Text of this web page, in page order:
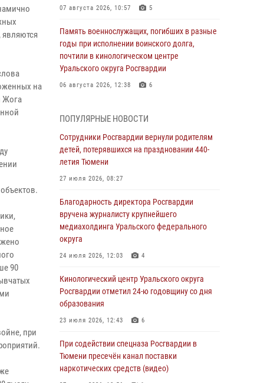
на
Жога
90
при
07 августа 2026, 10:57 5
Память военнослужащих, погибших в разные
годы при исполнении воинского долга,
почтили в кинологическом центре
Уральского округа Росгвардии
06 августа 2026, 12:38 6
знакомят детей со своей службой и
напоминают о мерах безопасности
06 августа 2026, 12:33 2
области» в рамках акции «Храним огонь
06 августа 2026, 04:41 3
Росгвардейцы в Тюменской области почтили
Яковлева
05 августа 2026, 11:03 4
В Тюмени офицер Росгвардии в радиоэфире
владения оружием
05 августа 2026, 09:56 2
ПОПУЛЯРНЫЕ НОВОСТИ
Сотрудники Росгвардии вернули родителям
детей, потерявшихся на праздновании 440-
летия Тюмени
27 июля 2026, 08:27
Благодарность директора Росгвардии
вручена журналисту крупнейшего
медиахолдинга Уральского федерального
округа
24 июля 2026, 12:03 4
Кинологический центр Уральского округа
Росгвардии отметил 24-ю годовщину со дня
образования
23 июля 2026, 12:43 6
При содействии спецназа Росгвардии в
Тюмени пресечён канал поставки
наркотических средств (видео)